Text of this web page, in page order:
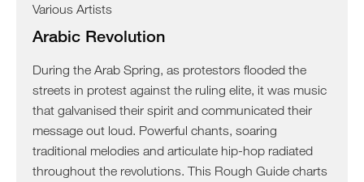
Various Artists
Arabic Revolution
During the Arab Spring, as protestors flooded the
streets in protest against the ruling elite, it was music
that galvanised their spirit and communicated their
message out loud. Powerful chants, soaring
traditional melodies and articulate hip-hop radiated
throughout the revolutions. This Rough Guide charts